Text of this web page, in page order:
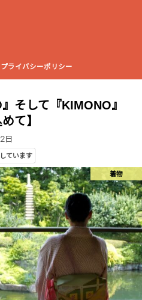
プライバシーポリシー
そして『KIMONO』
て】
日
ています
着物